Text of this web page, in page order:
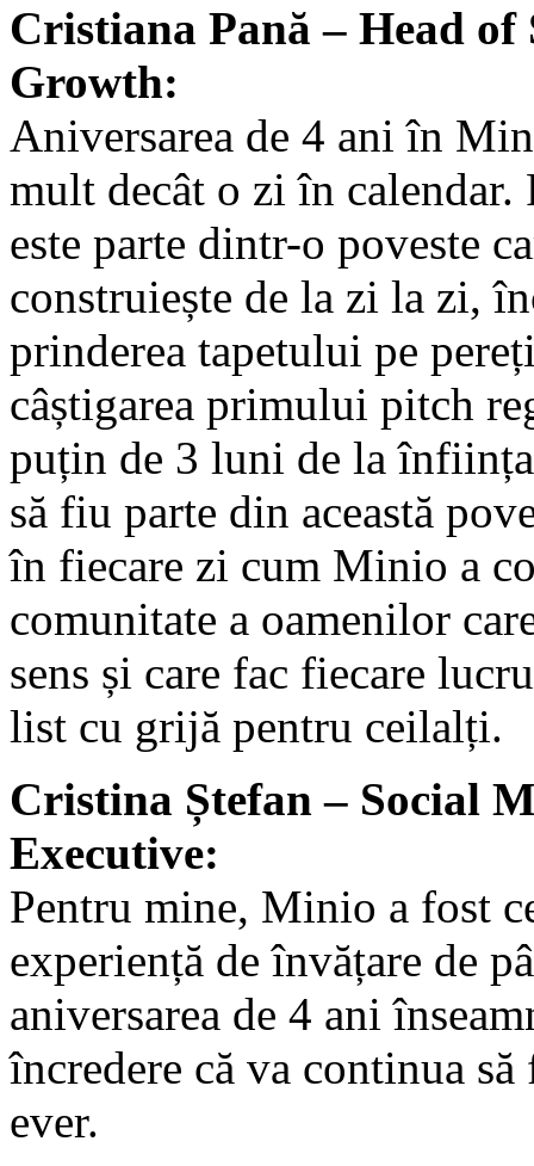
Cristiana Pană – Head
Growth:
Aniversarea de 4 ani în
mult decât o zi în calendar.
este parte dintr-o poveste
construiește de la zi la zi,
prinderea tapetului pe
câștigarea primului pitch
puțin de 3 luni de la
să fiu parte din această
în fiecare zi cum Minio a
comunitate a oamenilor
sens și care fac fiecare
list cu grijă pentru ceilalți.
Cristina Ștefan – Social
Executive:
Pentru mine, Minio a fost
experiență de învățare de
aniversarea de 4 ani
încredere că va continua să
ever.